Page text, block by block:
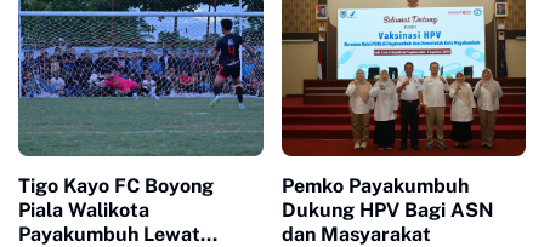
Tigo Kayo FC Boyong
Piala Walikota
Payakumbuh Lewat
Pemko Payakumbuh
Dukung HPV Bagi ASN
dan Masyarakat